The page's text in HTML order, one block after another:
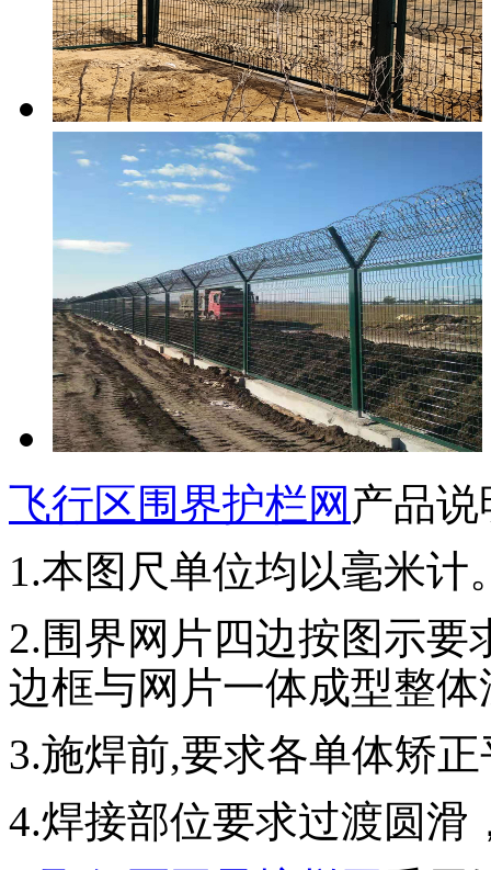
飞行区围界护栏网 产品说
1.本图尺单位均以毫米计
2.围界网片四边按图示要
边框与网片一体成型整体
3.施焊前,要求各单体矫
4.焊接部位要求过渡圆滑